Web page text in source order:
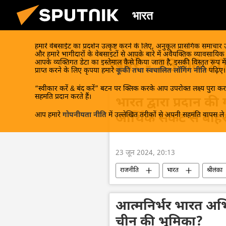
भारत
हमारे वेबसाईट का प्रदर्शन उत्कृष्ट करने के लिए, अनुकूल प्रासंगिक
और हमारे भागीदारों के वेबसाइटों से आपके बारे में अवैयक्तिक
आपके व्यक्तिगत डेटा का इस्तेमाल कैसे किया जाता है, इसकी विस्तृत रूप
प्राप्त करने के लिए कृपया हमारे कूकी तथा स्वचालित लॉगिंग नीति पढ़िए।
“स्वीकार करें & बंद करें” बटन पर क्लिक करके आप उपरोक्त लक्ष्य पुरा
सहमति प्रदान करते हैं।
आप हमारे गोपनीयता नीति में उल्लेखित तरीकों से अपनी सहमति वापस
खबरें -
आर्थिक संकट से बाहर
23 जून 2024, 20:13
राजनीति भारत श्रीलंका
रानिल विक्रमसिंघे
नरेन्द्र मोदी
आत्मनिर्भर भारत
चीन की भूमिका?